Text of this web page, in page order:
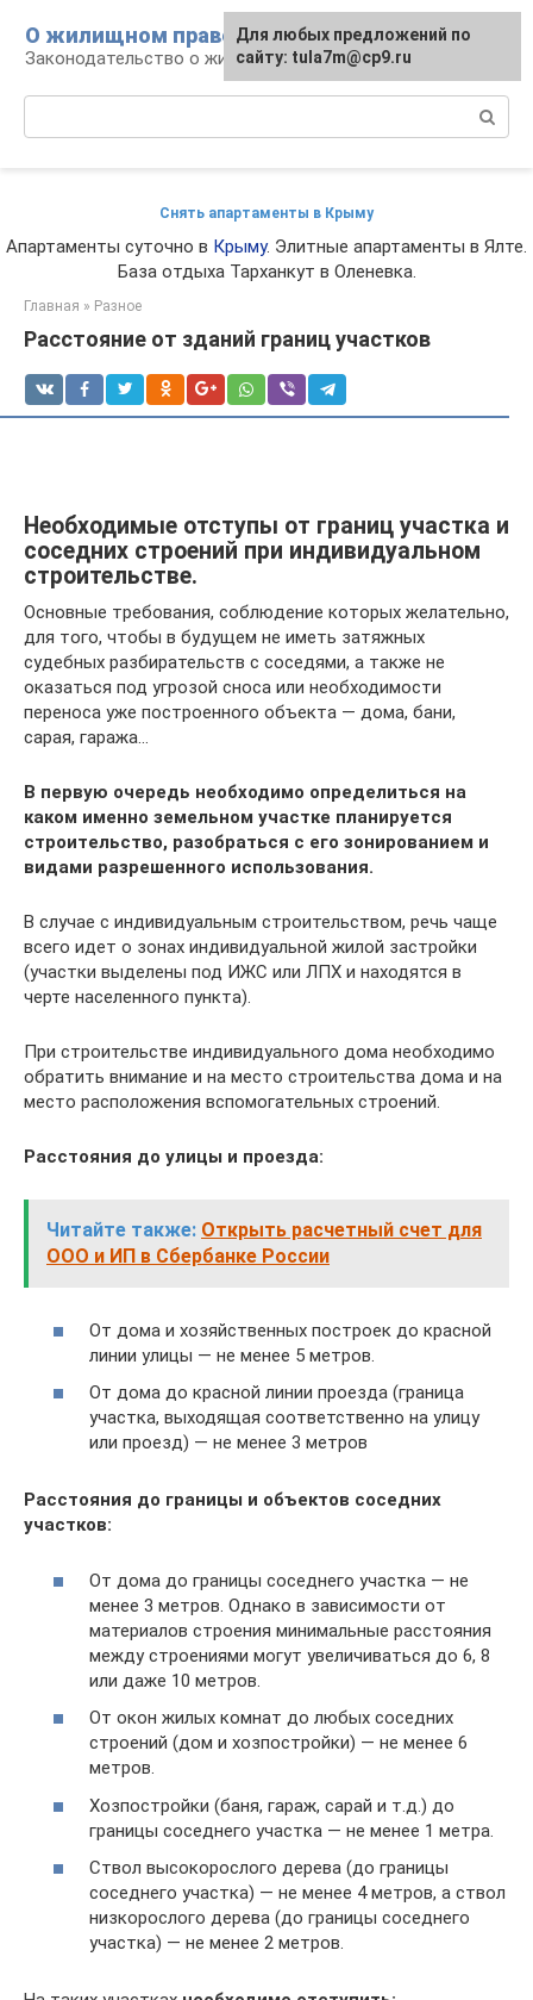
контенту
О жилищном праве
Законодательство о жилье и земле
Снять апартаменты в Крыму
Апартаменты суточно в Крыму. Элитные апартаменты в Ялте.
База отдыха Тарханкут в Оленевка.
Главная » Разное
Расстояние от зданий границ участков
Необходимые отступы от границ участка и
соседних строений при индивидуальном
строительстве.
Основные требования, соблюдение которых желательно,
для того, чтобы в будущем не иметь затяжных
судебных разбирательств с соседями, а также не
оказаться под угрозой сноса или необходимости
переноса уже построенного объекта — дома, бани,
сарая, гаража…
В первую очередь необходимо определиться на
каком именно земельном участке планируется
строительство, разобраться с его зонированием и
видами разрешенного использования.
В случае с индивидуальным строительством, речь чаще
всего идет о зонах индивидуальной жилой застройки
(участки выделены под ИЖС или ЛПХ и находятся в
черте населенного пункта).
При строительстве индивидуального дома необходимо
обратить внимание и на место строительства дома и на
место расположения вспомогательных строений.
Расстояния до улицы и проезда:
Читайте также: Открыть расчетный счет для
ООО и ИП в Сбербанке России
От дома и хозяйственных построек до красной
линии улицы — не менее 5 метров.
От дома до красной линии проезда (граница
участка, выходящая соответственно на улицу
или проезд) — не менее 3 метров
Расстояния до границы и объектов соседних
участков:
От дома до границы соседнего участка — не
менее 3 метров. Однако в зависимости от
материалов строения минимальные расстояния
между строениями могут увеличиваться до 6, 8
или даже 10 метров.
От окон жилых комнат до любых соседних
строений (дом и хозпостройки) — не менее 6
метров.
Хозпостройки (баня, гараж, сарай и т.д.) до
границы соседнего участка — не менее 1 метра.
Ствол высокорослого дерева (до границы
соседнего участка) — не менее 4 метров, а ствол
низкорослого дерева (до границы соседнего
участка) — не менее 2 метров.
Для любых предложений по
сайту: tula7m@cp9.ru